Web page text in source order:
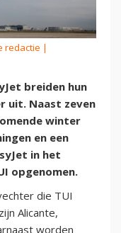
redactie |
breiden hun
uit. Naast zeven
winter
en een
in het
opgenomen.
die TUI
Alicante,
worden